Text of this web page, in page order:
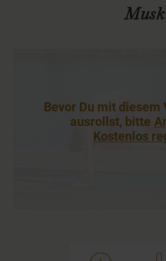
Bevor Du mit
ausrollst, bitte
Kostenlos